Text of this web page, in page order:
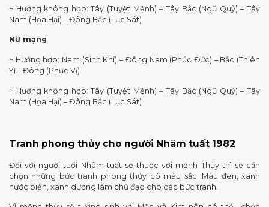
+ Hướng không hợp: Tây (Tuyệt Mệnh) – Tây Bắc (Ngũ Quỷ) – Tây
Nam (Họa Hại) – Đông Bắc (Lục Sát)
Nữ mạng
+ Hướng hợp: Nam (Sinh Khí) – Đông Nam (Phúc Đức) – Bắc (Thiên
Y) – Đông (Phục Vị)
+ Hướng không hợp: Tây (Tuyệt Mệnh) – Tây Bắc (Ngũ Quỷ) – Tây
Nam (Họa Hại) – Đông Bắc (Lục Sát)
Tranh phong thủy cho người Nhâm tuất 1982
Đối với người tuổi Nhâm tuất sẽ thuộc với mệnh Thủy thì sẽ cần
chọn những bức tranh phong thủy có màu sắc :Màu đen, xanh
nước biển, xanh dương làm chủ đạo cho các bức tranh.